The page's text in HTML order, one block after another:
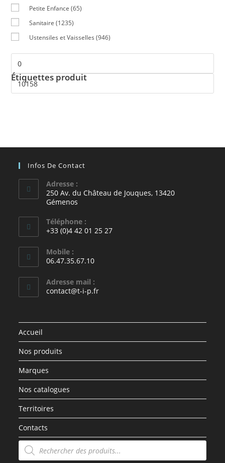
Petite Enfance (65)
Sanitaire (1235)
Ustensiles et Vaisselles (946)
Étiquettes produit
Infos De Contact
Adresse :
250 Av. du Château de Jouques, 13420
Gémenos
Téléphone :
+33 (0)4 42 01 25 27
Mobile :
06.47.35.67.10
Adresse mail :
contact@t-i-p.fr
Accueil
Nos produits
Marques
Nos catalogues
Territoires
Contacts
Recherche
de
produits